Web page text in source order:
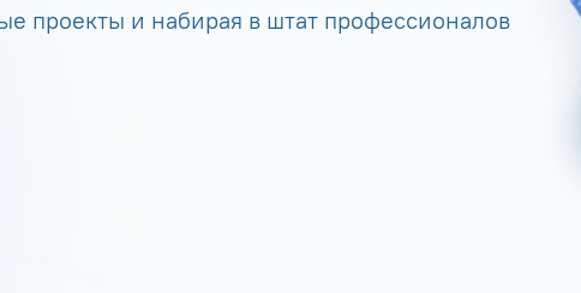
проекты и набирая в штат профессионалов